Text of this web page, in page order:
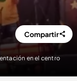
en el centro
Compartir